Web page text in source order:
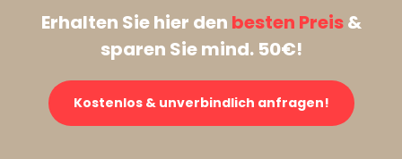
Erhalten Sie hier den besten Preis&
sparen Sie mind. 50€!
Kostenlos & unverbindlich anfragen!